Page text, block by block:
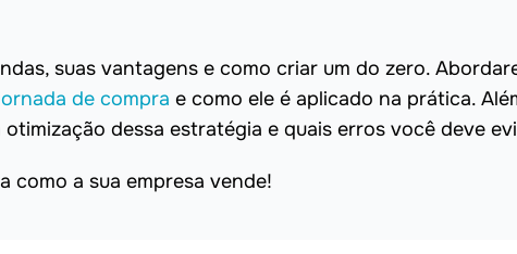
suas vantagens e como criar um do zero.
de compra e como ele é aplicado na prática.
dessa estratégia e quais erros você deve
como a sua empresa vende!